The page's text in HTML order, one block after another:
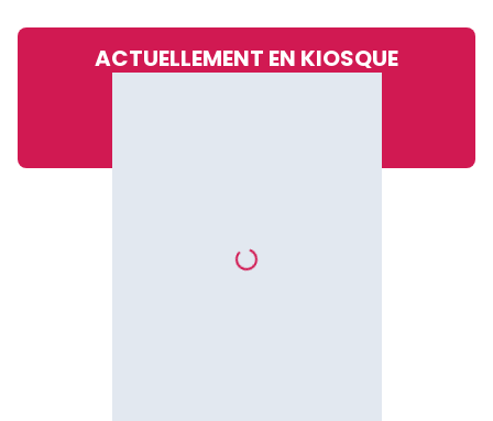
ACTUELLEMENT EN KIOSQUE